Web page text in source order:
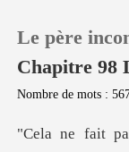
Le père
Chapitre 98
Nombre de mots :